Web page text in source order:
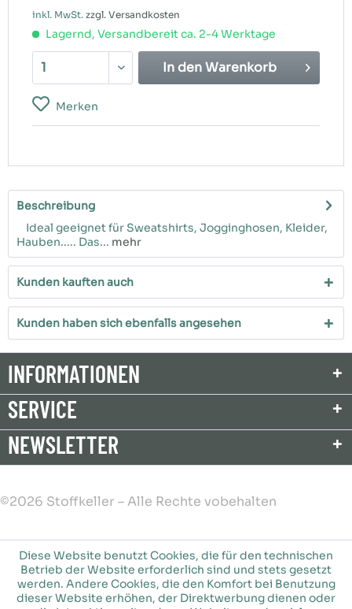
inkl. MwSt. zzgl. Versandkosten
Lagernd, Versandbereit ca. 2-4 Werktage
In denWarenkorb
Merken
Beschreibung
Ideal geeignet für Sweatshirts, Jogginghosen, Kleider,
Hauben..... Das... mehr
Kunden kauften auch
Kunden haben sich ebenfalls angesehen
INFORMATIONEN
SERVICE
NEWSLETTER
©2026 Stoffkeller – Alle Rechte vobehalten
Diese Website benutzt Cookies, die für den technischen
Betrieb der Website erforderlich sind und stets gesetzt
werden. Andere Cookies, die den Komfort bei Benutzung
dieser Website erhöhen, der Direktwerbung dienen oder